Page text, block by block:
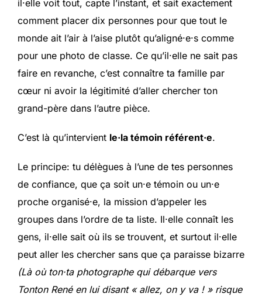
il·elle voit tout, capte l’instant, et sait exactement
comment placer dix personnes pour que tout le
monde ait l’air à l’aise plutôt qu’aligné·e·s comme
pour une photo de classe. Ce qu’il·elle ne sait pas
faire en revanche, c’est connaître ta famille par
cœur ni avoir la légitimité d’aller chercher ton
grand-père dans l’autre pièce.
C’est là qu’intervient le·la témoin référent·e.
Le principe: tu délègues à l’une de tes personnes
de confiance, que ça soit un·e témoin ou un·e
proche organisé·e, la mission d’appeler les
groupes dans l’ordre de ta liste. Il·elle connaît les
gens, il·elle sait où ils se trouvent, et surtout il·elle
peut aller les chercher sans que ça paraisse bizarre
(Là où ton·ta photographe qui débarque vers
Tonton René en lui disant « allez, on y va ! » risque